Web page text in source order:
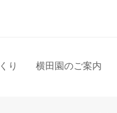
り 横田園のご案内